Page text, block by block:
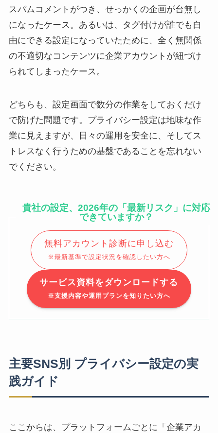
スパムコメントがつき、せっかくの企画が台無し
になったケース。あるいは、タグ付けが誰でも自
由にできる設定になっていたために、全く無関係
の不適切なコンテンツに企業アカウントが紐づけ
られてしまったケース。
どちらも、設定画面で数分の作業をしておくだけ
で防げた問題です。プライバシー設定は地味な作
業に見えますが、日々の運用を安全に、そしてス
トレスなく行うための基盤であることを忘れない
でください。
貴社の設定、2026年の「最新リスク」に対応
できていますか？
無料アカウント診断に申し込む
※最新基準で設定状況を確認したい方へ
サービス資料をダウンロードする
※支援内容や運用プランを知りたい方へ
主要SNS別 プライバシー設定の実
践ガイド
ここからは、プラットフォームごとに「企業アカ